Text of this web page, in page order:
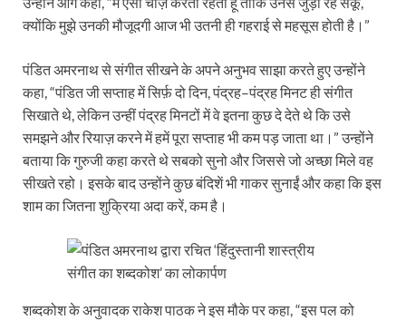
क्योंकि मुझे उनकी मौजूदगी आज भी उतनी ही गहराई से महसूस होती है।”
पंडित अमरनाथ से संगीत सीखने के अपने अनुभव साझा करते हुए उन्होंने
कहा, “पंडित जी सप्ताह में सिर्फ़ दो दिन, पंद्रह–पंद्रह मिनट ही संगीत
सिखाते थे, लेकिन उन्हीं पंद्रह मिनटों में वे इतना कुछ दे देते थे कि उसे
समझने और रियाज़ करने में हमें पूरा सप्ताह भी कम पड़ जाता था।” उन्होंने
बताया कि गुरुजी कहा करते थे सबको सुनो और जिससे जो अच्छा मिले वह
सीखते रहो। इसके बाद उन्होंने कुछ बंदिशें भी गाकर सुनाईं और कहा कि इस
शाम का जितना शुक्रिया अदा करें, कम है।
शब्दकोश के अनुवादक राकेश पाठक ने इस मौके पर कहा, “इस पल को